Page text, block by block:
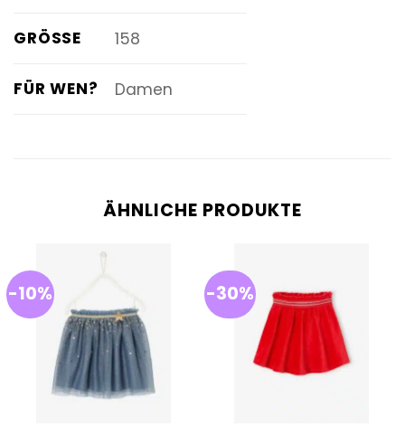
GRÖSSE 158
FÜR WEN? Damen
ÄHNLICHE PRODUKTE
-10% -30%